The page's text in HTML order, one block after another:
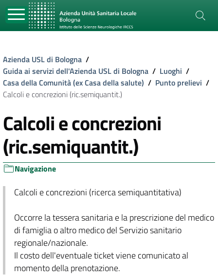
Azienda USL di Bologna /
Guida ai servizi dell'Azienda USL di Bologna / Luoghi /
Casa della Comunità (ex Casa della salute) / Punto prelievi /
Calcoli e concrezioni (ric.semiquantit.)
Calcoli e concrezioni
(ric.semiquantit.)
Navigazione
Calcoli e concrezioni (ricerca semiquantitativa)
Occorre la tessera sanitaria e la prescrizione del medico
di famiglia o altro medico del Servizio sanitario
regionale/nazionale.
Il costo dell'eventuale ticket viene comunicato al
momento della prenotazione.